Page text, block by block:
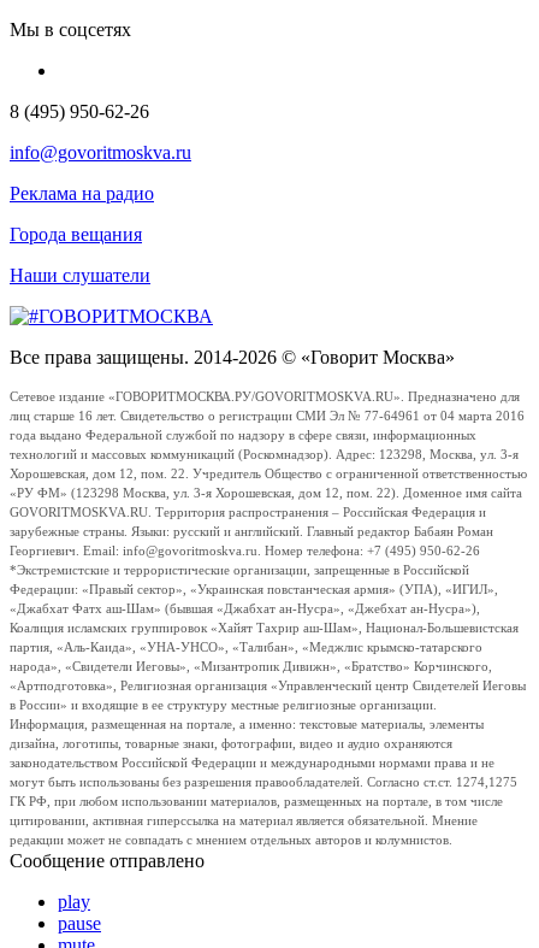
Мы в соцсетях
8 (495) 950-62-26
info@govoritmoskva.ru
Реклама на радио
Города вещания
Наши слушатели
Все права защищены. 2014-2026 © «Говорит Москва»
Сетевое издание «ГОВОРИТМОСКВА.РУ/GOVORITMOSKVA.RU». Предназначено для
лиц старше 16 лет. Свидетельство о регистрации СМИ Эл № 77-64961 от 04 марта 2016
года выдано Федеральной службой по надзору в сфере связи, информационных
технологий и массовых коммуникаций (Роскомнадзор). Адрес: 123298, Москва, ул. 3-я
Хорошевская, дом 12, пом. 22. Учредитель Общество с ограниченной ответственностью
«РУ ФМ» (123298 Москва, ул. 3-я Хорошевская, дом 12, пом. 22). Доменное имя сайта
GOVORITMOSKVA.RU. Территория распространения – Российская Федерация и
зарубежные страны. Языки: русский и английский. Главный редактор Бабаян Роман
Георгиевич. Email: info@govoritmoskva.ru. Номер телефона: +7 (495) 950-62-26
*Экстремистские и террористические организации, запрещенные в Российской
Федерации: «Правый сектор», «Украинская повстанческая армия» (УПА), «ИГИЛ»,
«Джабхат Фатх аш-Шам» (бывшая «Джабхат ан-Нусра», «Джебхат ан-Нусра»),
Коалиция исламских группировок «Хайят Тахрир аш-Шам», Национал-Большевистская
партия, «Аль-Каида», «УНА-УНСО», «Талибан», «Меджлис крымско-татарского
народа», «Свидетели Иеговы», «Мизантропик Дивижн», «Братство» Корчинского,
«Артподготовка», Религиозная организация «Управленческий центр Свидетелей Иеговы
в России» и входящие в ее структуру местные религиозные организации.
Информация, размещенная на портале, а именно: текстовые материалы, элементы
дизайна, логотипы, товарные знаки, фотографии, видео и аудио охраняются
законодательством Российской Федерации и международными нормами права и не
могут быть использованы без разрешения правообладателей. Согласно ст.ст. 1274,1275
ГК РФ, при любом использовании материалов, размещенных на портале, в том числе
цитировании, активная гиперссылка на материал является обязательной. Мнение
редакции может не совпадать с мнением отдельных авторов и колумнистов.
Сообщение отправлено
play
pause